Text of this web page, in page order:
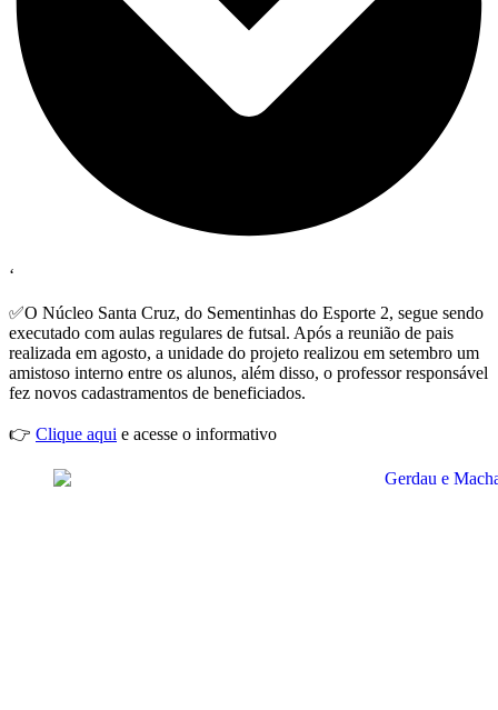
‘
✅️O Núcleo Santa Cruz, do Sementinhas do Esporte 2, segue sendo
executado com aulas regulares de futsal. Após a reunião de pais
realizada em agosto, a unidade do projeto realizou em setembro um
amistoso interno entre os alunos, além disso, o professor responsável
fez novos cadastramentos de beneficiados.
👉 Clique aqui e acesse o informativo